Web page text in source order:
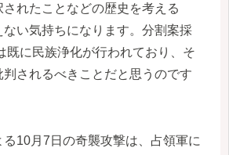
れたことなどの歴史を考える
ない気持ちになります。分割案採
既に民族浄化が行われており、そ
されるべきことだと思うのです
10月7日の奇襲攻撃は、占領軍に